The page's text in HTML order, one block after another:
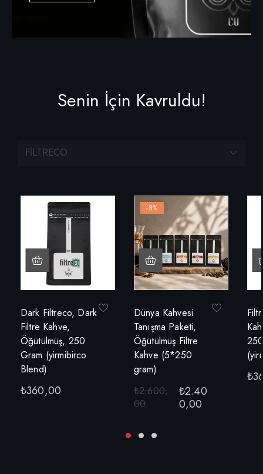
Senin İçin Kavruldu!
FILTRECO
Dark Filtreco, Dark
Filtre Kahve,
Öğütülmüş, 250
Gram (yirmibirco
Blend)
₺360,00
-8%
Dünya Kahvesi
Tanışma Paketi,
Öğütülmüş Filtre
Kahve (5*250
gram)
₺2.600,
00
₺2.40
0,00
₺